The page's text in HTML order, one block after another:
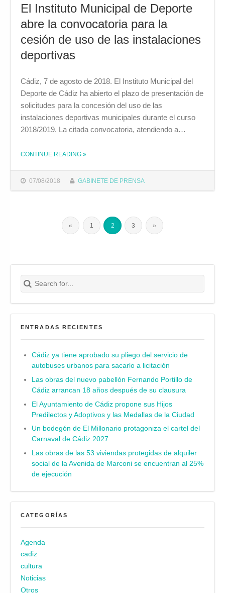
El Instituto Municipal de Deporte
abre la convocatoria para la
cesión de uso de las instalaciones
deportivas
07/08/2018 GABINETE DE PRENSA
Cádiz, 7 de agosto de 2018. El Instituto Municipal del
Deporte de Cádiz ha abierto el plazo de presentación de
solicitudes para la concesión del uso de las
instalaciones deportivas municipales durante el curso
2018/2019. La citada convocatoria, atendiendo a…
CONTINUE READING THE "EL INSTITUTO MUNICIPAL DE DEPORTE ABRE LA CONVOCATORIA PARA LA CESIÓN DE USO DE LAS INSTALACIONES DEPORTIVAS"
»
« 1 2 3 »
Search for:
Buscar
ENTRADAS RECIENTES
Cádiz ya tiene aprobado su pliego del servicio de
autobuses urbanos para sacarlo a licitación
Las obras del nuevo pabellón Fernando Portillo de
Cádiz arrancan 18 años después de su clausura
El Ayuntamiento de Cádiz propone sus Hijos
Predilectos y Adoptivos y las Medallas de la Ciudad
Un bodegón de El Millonario protagoniza el cartel del
Carnaval de Cádiz 2027
Las obras de las 53 viviendas protegidas de alquiler
social de la Avenida de Marconi se encuentran al 25%
de ejecución
CATEGORÍAS
Agenda
cadiz
cultura
Noticias
Otros